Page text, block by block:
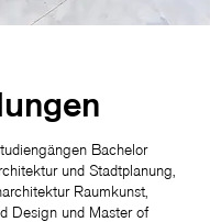
Bachelor
und Stadtplanung,
Raumkunst,
Design und Master of